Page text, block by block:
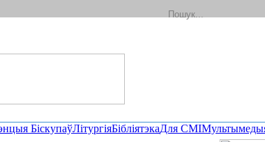
БіскупаўЛітургіяБібліятэкаДля СМІ